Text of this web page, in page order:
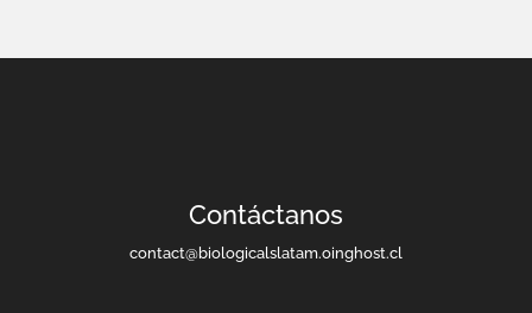
Contáctanos
contact@biologicalslatam.oinghost.cl